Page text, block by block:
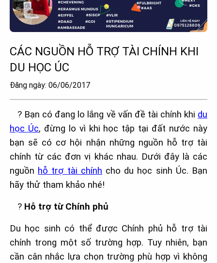
CÁC NGUỒN HỖ TRỢ TÀI CHÍNH KHI
DU HỌC ÚC
Đăng ngày: 06/06/2017
? Bạn có đang lo lắng về vấn đề tài chính khi du
học Úc, đừng lo vì khi học tập tại đất nước này
bạn sẽ có cơ hội nhận những nguồn hỗ trợ tài
chính từ các đơn vị khác nhau. Dưới đây là các
nguồn hỗ trợ tài chính cho du học sinh Úc. Bạn
hãy thử tham khảo nhé!
? Hỗ trợ từ Chính phủ
Du học sinh có thể được Chính phủ hỗ trợ tài
chính trong một số trường hợp. Tuy nhiên, bạn
cần cân nhắc lựa chọn trường phù hợp vì không